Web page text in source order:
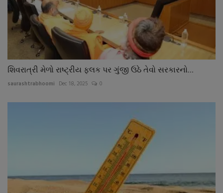
શિવરાત્રી મેળો રાષ્ટ્રીય ફલક પર ગુંજી ઉઠે તેવો સરકારનો...
saurashtrabhoomi Dec 18, 2025 0